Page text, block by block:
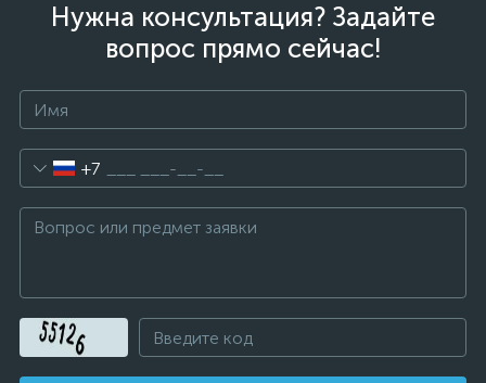
Нужна консультация? Задайте
вопрос прямо сейчас!
+7